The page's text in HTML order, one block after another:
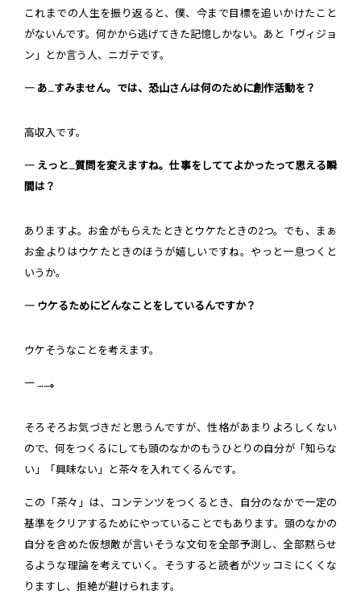
これまでの人生を振り返ると、僕、今まで目標を追いかけたこと
がないんです。何かから逃げてきた記憶しかない。あと「ヴィジョ
ン」とか言う人、ニガテです。
― あ…すみません。では、恐山さんは何のために創作活動を？
高収入です。
― えっと…質問を変えますね。仕事をしててよかったって思える瞬
間は？
ありますよ。お金がもらえたときとウケたときの2つ。でも、まぁ
お金よりはウケたときのほうが嬉しいですね。やっと一息つくと
いうか。
― ウケるためにどんなことをしているんですか？
ウケそうなことを考えます。
― ……。
そろそろお気づきだと思うんですが、性格があまりよろしくない
ので、何をつくるにしても頭のなかのもうひとりの自分が「知らな
い」「興味ない」と茶々を入れてくるんです。
この「茶々」は、コンテンツをつくるとき、自分のなかで一定の
基準をクリアするためにやっていることでもあります。頭のなかの
自分を含めた仮想敵が言いそうな文句を全部予測し、全部黙らせ
るような理論を考えていく。そうすると読者がツッコミにくくな
りますし、拒絶が避けられます。